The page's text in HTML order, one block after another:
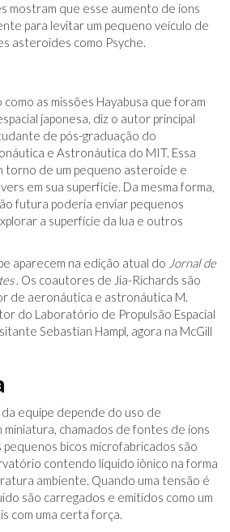
mostram que esse aumento de íons
para levitar um pequeno veículo de
asteroides como Psyche.
como as missões Hayabusa que foram
japonesa, diz o autor principal
de pós-graduação do
e Astronáutica do MIT. Essa
torno de um pequeno asteroide e
em sua superfície. Da mesma forma,
futura poderia enviar pequenos
a superfície da lua e outros
aparecem na edição atual do Jornal de
. Os coautores de Jia-Richards são
de aeronáutica e astronáutica M.
do Laboratório de Propulsão Espacial
Sebastian Hampl, agora na McGill
equipe depende do uso de
miniatura, chamados de fontes de íons
pequenos bicos microfabricados são
contendo líquido iônico na forma
ambiente. Quando uma tensão é
são carregados e emitidos como um
com uma certa força.